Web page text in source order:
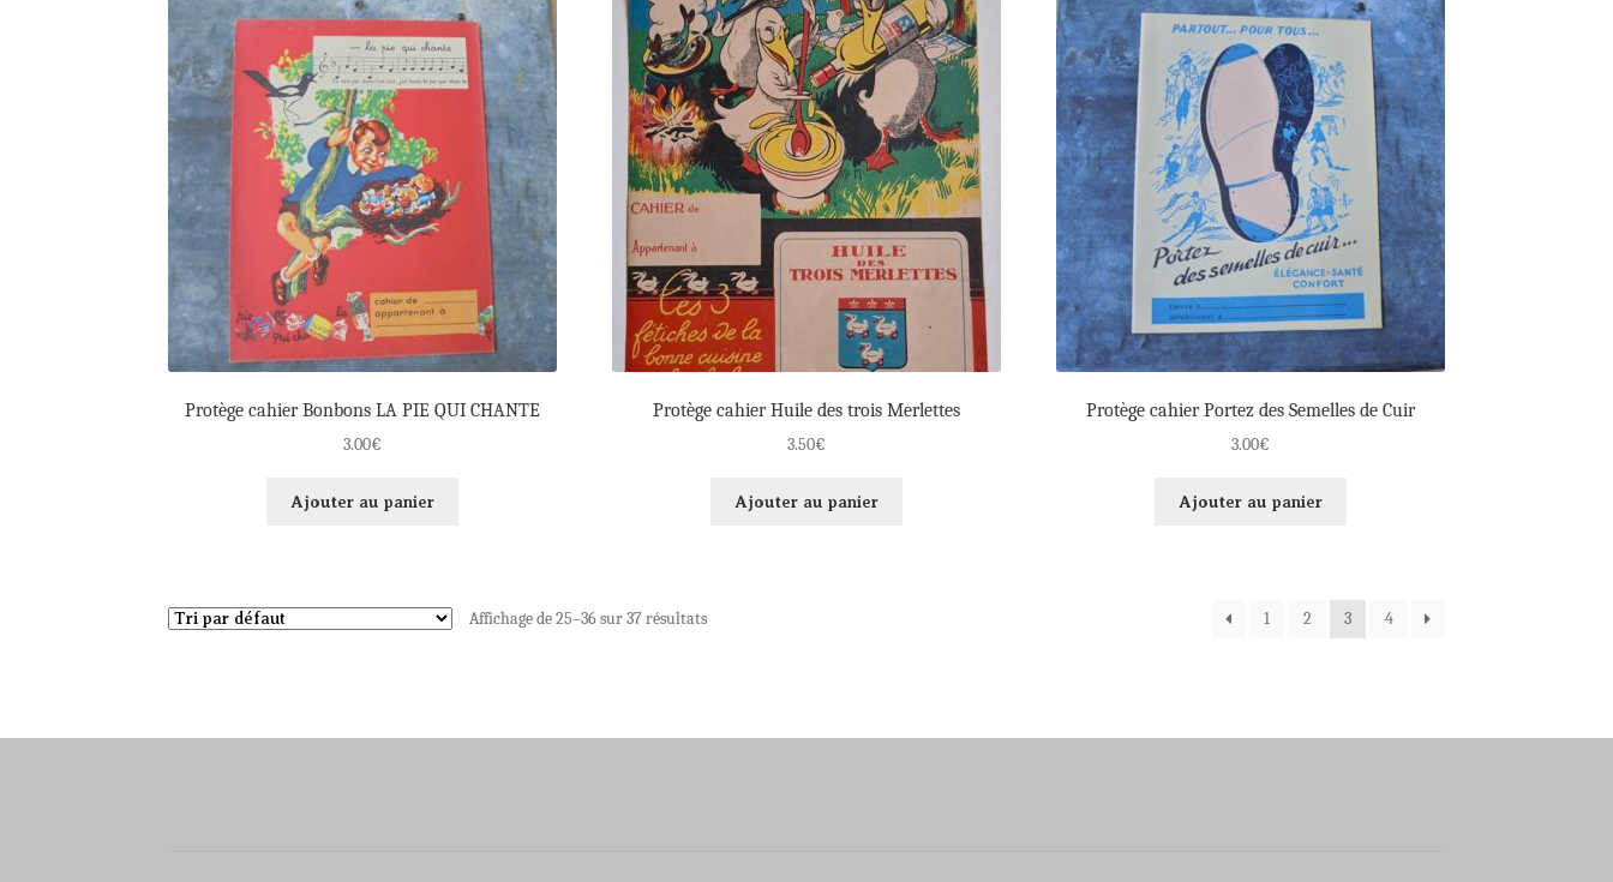
Protège cahier Bonbons LA PIE QUI CHANTE
3.00€
Ajouter au panier
Protège cahier Huile des trois Merlettes
3.50€
Ajouter au panier
Protège cahier Portez des Semelles de Cuir
3.00€
Ajouter au panier
Affichage de 25–36 sur 37 résultats 1 2 3 4